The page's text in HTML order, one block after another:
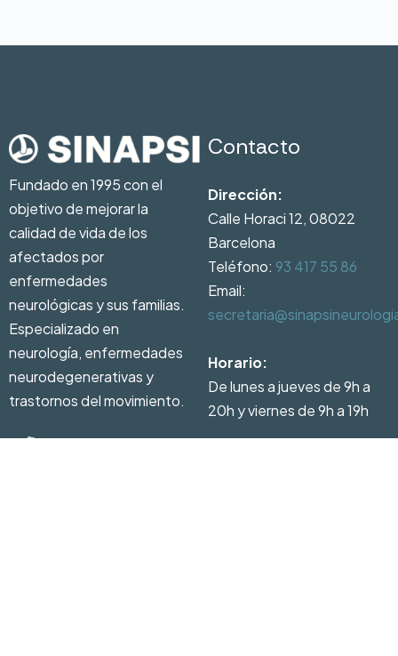
Fundado en 1995 con el
objetivo de mejorar la
calidad de vida de los
afectados por
enfermedades
neurológicas y sus familias.
Especializado en
neurología, enfermedades
neurodegenerativas y
trastornos del movimiento.
Contacto
Dirección:
Calle Horaci 12, 08022
Barcelona
Teléfono: 93 417 55 86
Email:
Horario:
De lunes a jueves de 9h a
20h y viernes de 9h a 19h